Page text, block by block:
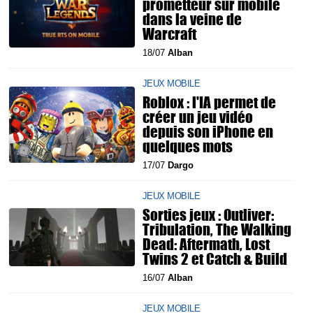
dans la veine de
Warcraft
18/07 Alban
JEUX MOBILE
Roblox : l'IA permet de
créer un jeu vidéo
depuis son iPhone en
quelques mots
17/07 Dargo
JEUX MOBILE
Sorties jeux : Outliver:
Tribulation, The Walking
Dead: Aftermath, Lost
Twins 2 et Catch & Build
16/07 Alban
JEUX MOBILE